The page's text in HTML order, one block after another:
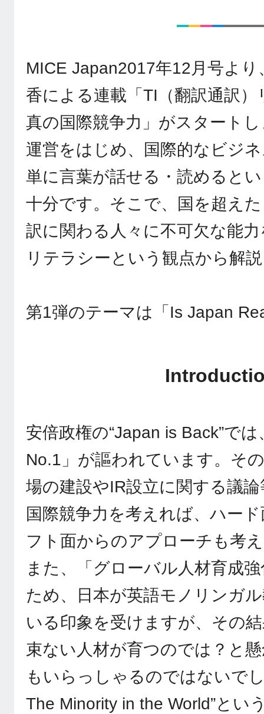
MICE Japan2017年12月号よ
香による連載「TI（翻訳通訳
真の国際競争力」がスタート
運営をはじめ、国際的なビジ
単に言葉が話せる・読めると
十分です。そこで、国を超え
訳に関わる人々に不可欠な能
リテラシーという観点から解
第1弾のテーマは「Is Japan
安倍政権の“Japan is Back”で
No.1」が謳われています。そ
場の建設やIR設立に関する議
国際競争力を考えれば、ハー
フト面からのアプローチも考
また、「グローバル人材育成
ため、日本が英語モノリンガ
いる印象を受けますが、その
束ない人材が育つのでは？と
もいらっしゃるのではないで
The Minority in the World”とい